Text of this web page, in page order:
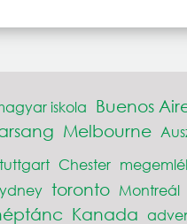
iskola Buenos
Melbourne
Chester
toronto Montreál
Kanada